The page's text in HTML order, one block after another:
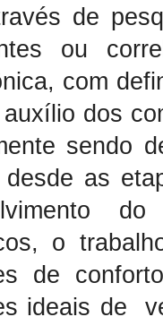
de
ou
com
dos
sendo
desde as
o
de
ideais de